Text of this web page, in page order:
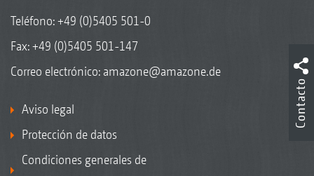
Teléfono:+49 (0)5405 501-0
Fax: +49 (0)5405 501-147
Correo electrónico: amazone@amazone.de
Aviso legal
Protección de datos
Condiciones generales de
Contacto